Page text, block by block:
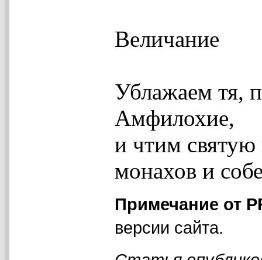
Величание
Ублажаем тя,
Амфилохие,
и чтим святую
монахов и
Примечание от
версии сайта.